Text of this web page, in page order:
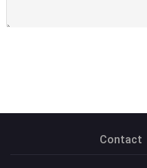
Contact